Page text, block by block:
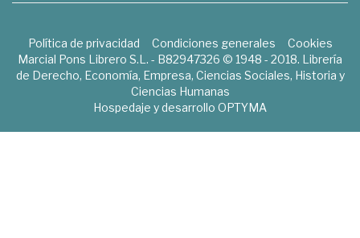
Política de privacidad Condiciones generales
Cookies
Marcial Pons Librero S.L. - B82947326 © 1948 - 2018. Librería
de Derecho, Economía, Empresa, Ciencias Sociales, Historia y
Ciencias Humanas
Hospedaje y desarrollo OPTYMA